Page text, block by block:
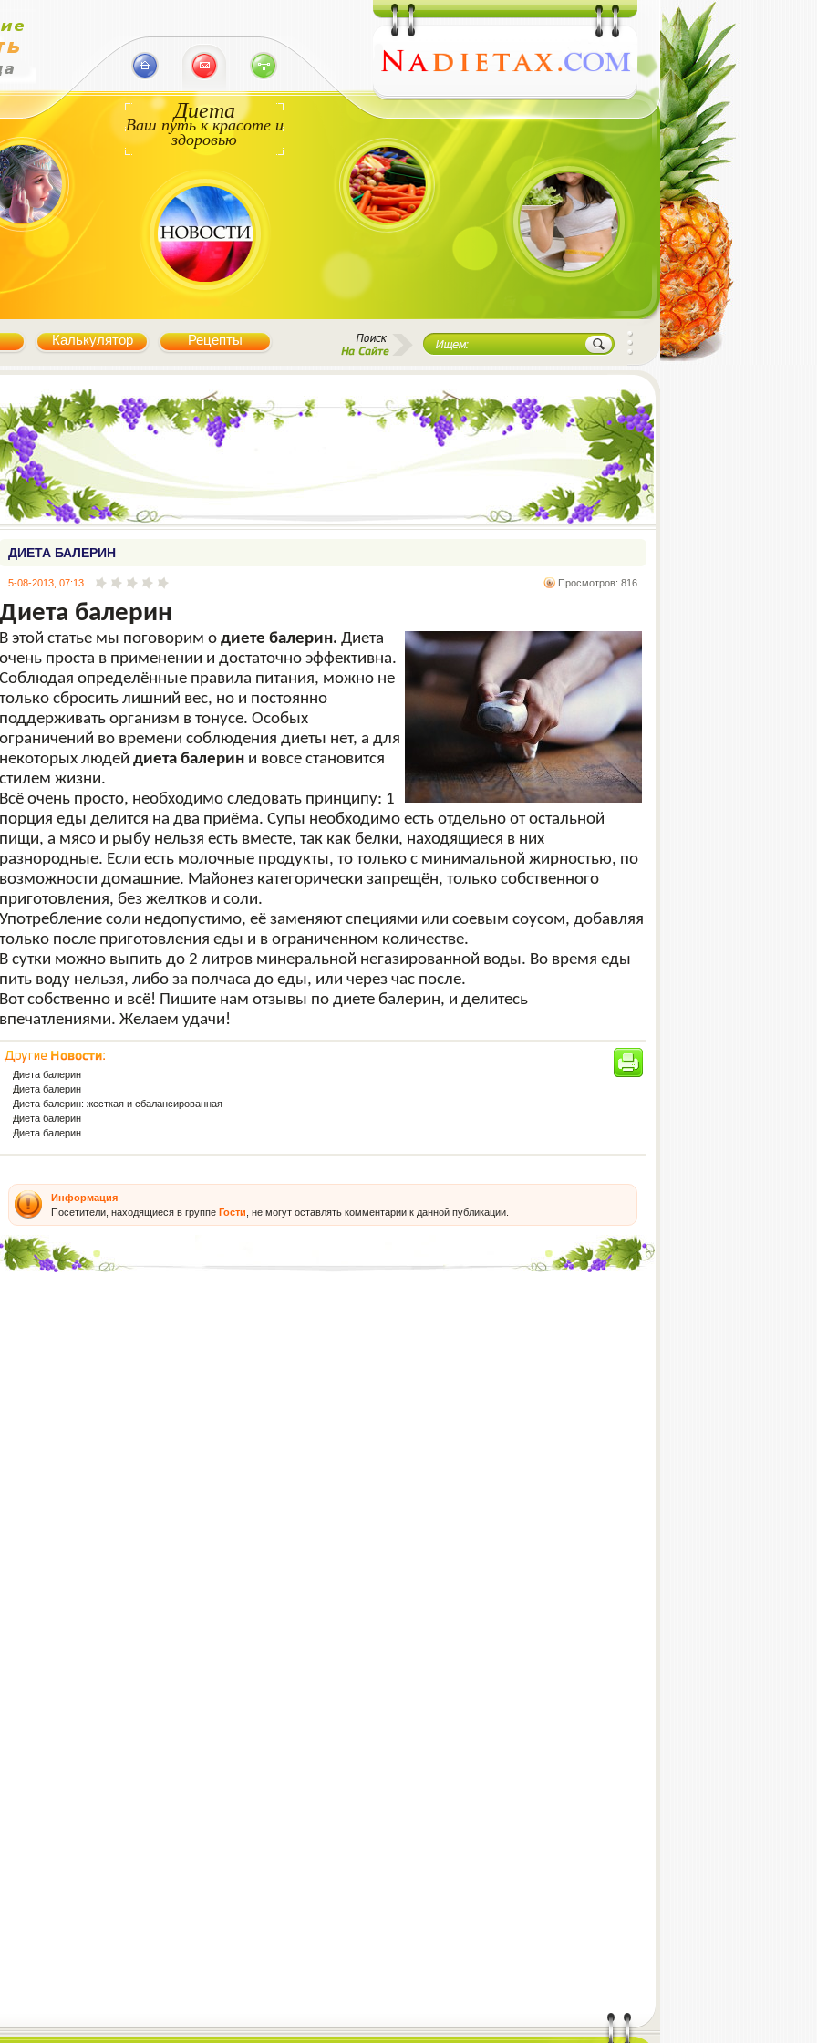
Диета
Ваш путь к красоте и
здоровью
Калькулятор Рецепты
ДИЕТА БАЛЕРИН
5-08-2013, 07:13 Просмотров: 816
Диета балерин
В этой статье мы поговорим о диете балерин. Диета
очень проста в применении и достаточно эффективна.
Соблюдая определённые правила питания, можно не
только сбросить лишний вес, но и постоянно
поддерживать организм в тонусе. Особых
ограничений во времени соблюдения диеты нет, а для
некоторых людей диета балерин и вовсе становится
стилем жизни.
Всё очень просто, необходимо следовать принципу: 1
порция еды делится на два приёма. Супы необходимо есть отдельно от остальной
пищи, а мясо и рыбу нельзя есть вместе, так как белки, находящиеся в них
разнородные. Если есть молочные продукты, то только с минимальной жирностью, по
возможности домашние. Майонез категорически запрещён, только собственного
приготовления, без желтков и соли.
Употребление соли недопустимо, её заменяют специями или соевым соусом, добавляя
только после приготовления еды и в ограниченном количестве.
В сутки можно выпить до 2 литров минеральной негазированной воды. Во время еды
пить воду нельзя, либо за полчаса до еды, или через час после.
Вот собственно и всё! Пишите нам отзывы по диете балерин, и делитесь
впечатлениями. Желаем удачи!
Диета балерин
Диета балерин
Диета балерин: жесткая и сбалансированная
Диета балерин
Диета балерин
Информация
Посетители, находящиеся в группе Гости , не могут оставлять комментарии к данной публикации.